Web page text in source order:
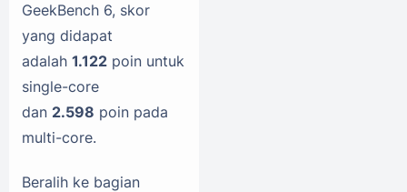
GeekBench 6, skor
yang didapat
adalah 1.122 poin untuk
single-core
dan 2.598 poin pada
multi-core.
Beralih ke bagian